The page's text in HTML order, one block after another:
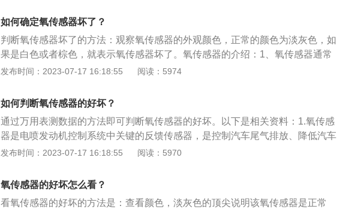
或撞击有可能损坏这些元件。2、注意传感线导线。平时检修车辆时，要注意线
路尽量不要过度的拉拽。传感器和其他电子设备一样，如果其导线受到影响，导
致导线连接不可靠，会影响氧传感器的正常工作。
如何确定氧传感器坏了？
判断氧传感器坏了的方法：观察氧传感器的外观颜色，正常的颜色为淡灰色，如
果是白色或者棕色，就表示氧传感器坏了。氧传感器的介绍：1、氧传感器通常
有两个，位于三元催化器前面的称为前氧，后氧位于后面。2、前氧用于调节混
1、前氧故障会导致混合气无法修正，造成汽车功率下降等现象。2、后氧故障意
味着无法判断三元催化的运行工况，一旦三元催化出现故障，不能检修。
发布时间：2023-07-17 16:18:55 阅读：5974
如何判断氧传感器的好坏？
通过万用表测数据的方法即可判断氧传感器的好坏。以下是相关资料：1.氧传感
器是电喷发动机控制系统中关键的反馈传感器，是控制汽车尾气排放、降低汽车
对环境污染、提高汽车发动机燃油燃烧质量的关键零件。2.常见的氧传感器由四
两根信号线上，标准的电压输出时，信号电压在0.1-0.9V之间跳动为正常。3.氧
传感器均安装在发动机排气管上。
发布时间：2023-07-17 16:18:55 阅读：5970
氧传感器的好坏怎么看？
看氧传感器的好坏的方法是：查看颜色，淡灰色的顶尖说明该氧传感器是正常